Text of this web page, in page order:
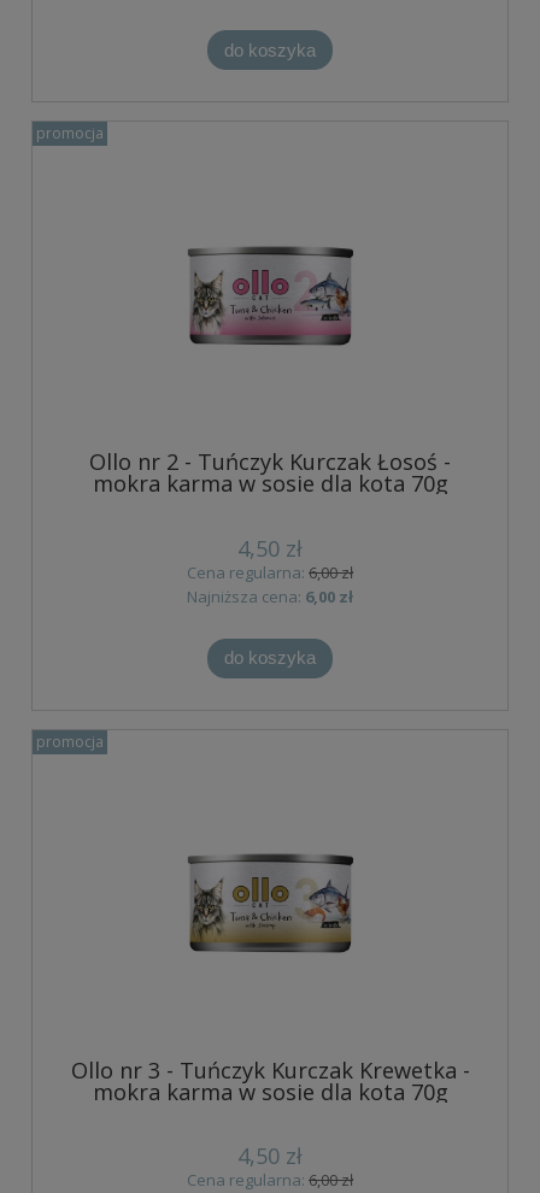
do koszyka
Ollo nr 2 - Tuńczyk Kurczak Łosoś -
mokra karma w sosie dla kota 70g
4,50 zł
Cena regularna: 6,00 zł
Najniższa cena: 6,00 zł
do koszyka
promocja
Ollo nr 3 - Tuńczyk Kurczak Krewetka -
mokra karma w sosie dla kota 70g
4,50 zł
Cena regularna: 6,00 zł
promocja